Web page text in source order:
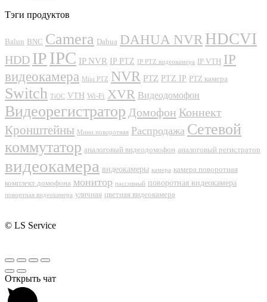
Тэги продуктов
Balun BNC Camera Dahua DAHUA NVR HDCVI
HDD IPIPC IP NVR IP PTZ IP PTZ видеокамера IP VTH IP
видеокамера
Mini PTZ NVR PTZ PTZ IP PTZ камера
Switch TiOC VTH Wi-Fi XVR Видеодомофон
Видеорегистратор Домофон Коннект
Кронштейны Мини поворотная Распродажа Сетевой
коммутатор аналоговый видеодомофон аналоговый регистратор
видеокамера видеокамеры камера камера поворотная
комплект домофона монитор пассивный поворотная видеокамера
повортная видеокамера уличная цветная видеокамера
© LS Service
Открыть чат